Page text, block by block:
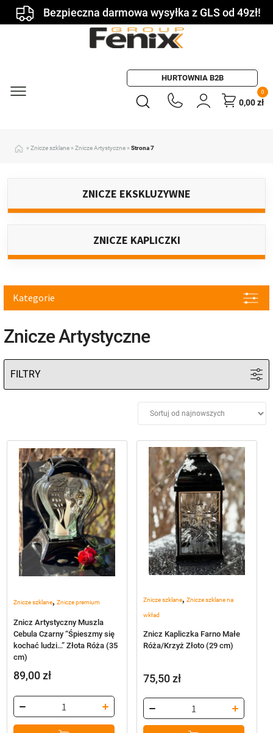
Bezpieczna darmowa wysyłka z GLS od 49zł!
HURTOWNIA B2B
0
0,00zł
» Znicze szklane » Znicze Artystyczne » Strona 7
ZNICZE EKSKLUZYWNE
ZNICZE KAPLICZKI
Znicze Artystyczne
+
Czas spalenia
+
Wysokość cm
+
Cena
Materiał
+
Znicze szklane, Znicze premium
Znicz Artystyczny Muszla
Cebula Czarny “Śpieszmy się
kochać ludzi…” Złota Róża (35
cm)
89,00zł
Znicze szklane, Znicze szklane na
wkład
Znicz Kapliczka Farno Małe
Róża/Krzyż Złoto (29 cm)
75,50zł
Kategorie